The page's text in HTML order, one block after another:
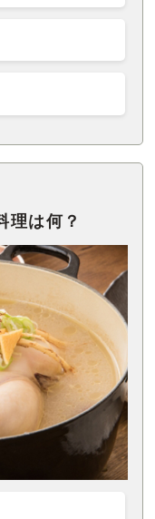
理は何？